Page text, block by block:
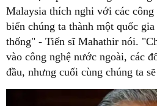
Malaysia thích nghi với các
biến chúng ta thành một quốc
thống" - Tiến sĩ Mahathir nói.
vào công nghệ nước ngoài, các
đầu, nhưng cuối cùng chúng ta